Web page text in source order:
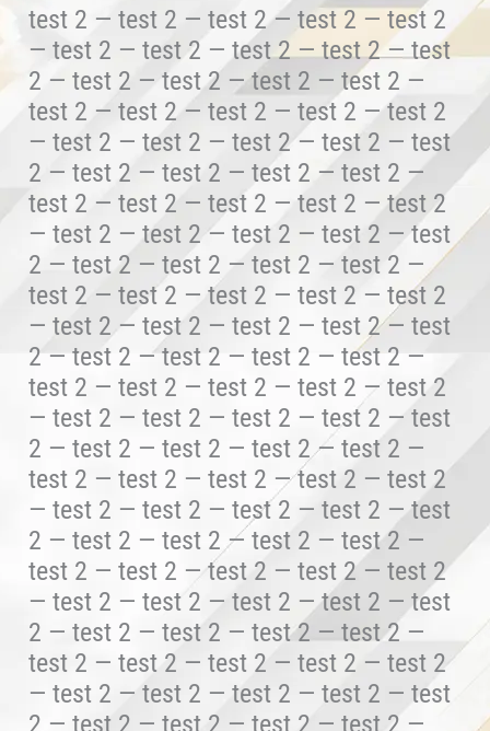
test 2 — test 2 — test 2 — test 2 — test 2
— test 2 — test 2 — test 2 — test 2 — test
2 — test 2 — test 2 — test 2 — test 2 —
test 2 — test 2 — test 2 — test 2 — test 2
— test 2 — test 2 — test 2 — test 2 — test
2 — test 2 — test 2 — test 2 — test 2 —
test 2 — test 2 — test 2 — test 2 — test 2
— test 2 — test 2 — test 2 — test 2 — test
2 — test 2 — test 2 — test 2 — test 2 —
test 2 — test 2 — test 2 — test 2 — test 2
— test 2 — test 2 — test 2 — test 2 — test
2 — test 2 — test 2 — test 2 — test 2 —
test 2 — test 2 — test 2 — test 2 — test 2
— test 2 — test 2 — test 2 — test 2 — test
2 — test 2 — test 2 — test 2 — test 2 —
test 2 — test 2 — test 2 — test 2 — test 2
— test 2 — test 2 — test 2 — test 2 — test
2 — test 2 — test 2 — test 2 — test 2 —
test 2 — test 2 — test 2 — test 2 — test 2
— test 2 — test 2 — test 2 — test 2 — test
2 — test 2 — test 2 — test 2 — test 2 —
test 2 — test 2 — test 2 — test 2 — test 2
— test 2 — test 2 — test 2 — test 2 — test
2 — test 2 — test 2 — test 2 — test 2 —